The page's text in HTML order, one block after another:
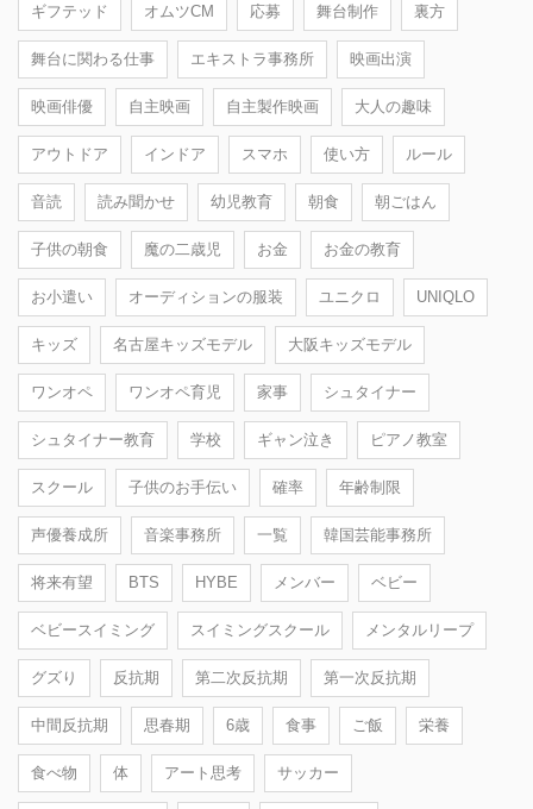
ギフテッド オムツCM 応募 舞台制作 裏方
舞台に関わる仕事 エキストラ事務所 映画出演
映画俳優 自主映画 自主製作映画 大人の趣味
アウトドア インドア スマホ 使い方 ルール
音読 読み聞かせ 幼児教育 朝食 朝ごはん
子供の朝食 魔の二歳児 お金 お金の教育
お小遣い オーディションの服装 ユニクロ UNIQLO
キッズ 名古屋キッズモデル 大阪キッズモデル
ワンオペ ワンオペ育児 家事 シュタイナー
シュタイナー教育 学校 ギャン泣き ピアノ教室
スクール 子供のお手伝い 確率 年齢制限
声優養成所 音楽事務所 一覧 韓国芸能事務所
将来有望 BTS HYBE メンバー ベビー
ベビースイミング スイミングスクール メンタルリープ
グズり 反抗期 第二次反抗期 第一次反抗期
中間反抗期 思春期 6歳 食事 ご飯 栄養
食べ物 体 アート思考 サッカー